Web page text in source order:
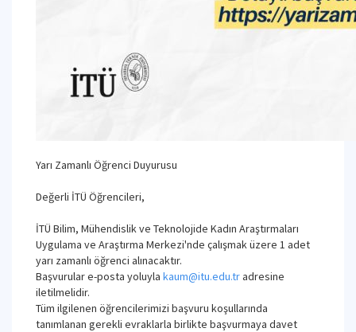
Yarı Zamanlı Öğrenci Duyurusu
Değerli İTÜ Öğrencileri,
İTÜ Bilim, Mühendislik ve Teknolojide Kadın Araştırmaları
Uygulama ve Araştırma Merkezi'nde çalışmak üzere 1 adet
yarı zamanlı öğrenci alınacaktır.
Başvurular e-posta yoluyla kaum@itu.edu.tradresine
iletilmelidir.
Tüm ilgilenen öğrencilerimizi başvuru koşullarında
tanımlanan gerekli evraklarla birlikte başvurmaya davet